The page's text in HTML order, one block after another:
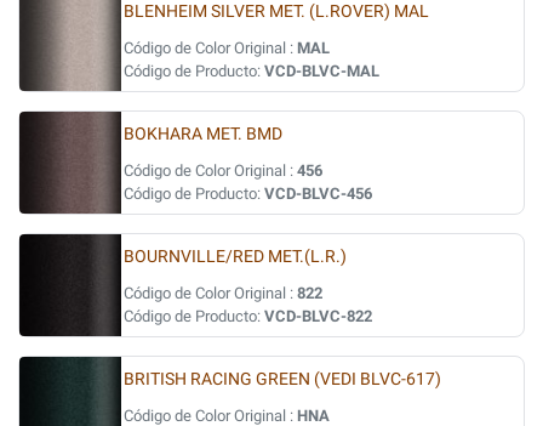
BLENHEIM SILVER MET. (L.ROVER) MAL
Código de Color Original : MAL
Código de Producto: VCD-BLVC-MAL
BOKHARA MET. BMD
Código de Color Original : 456
Código de Producto: VCD-BLVC-456
BOURNVILLE/RED MET.(L.R.)
Código de Color Original : 822
Código de Producto: VCD-BLVC-822
BRITISH RACING GREEN (VEDI BLVC-617)
Código de Color Original : HNA